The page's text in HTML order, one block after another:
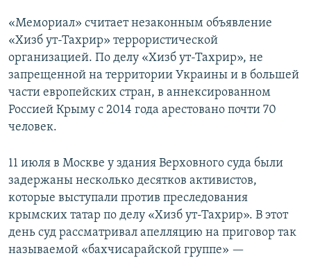
«Мемориал» считает незаконным объявление
«Хизб ут-Тахрир» террористической
организацией. По делу «Хизб ут-Тахрир», не
запрещенной на территории Украины и в большей
части европейских стран, в аннексированном
Россией Крыму с 2014 года арестовано почти 70
человек.
11 июля в Москве у здания Верховного суда были
задержаны несколько десятков активистов,
которые выступали против преследования
крымских татар по делу «Хизб ут-Тахрир». В этот
день суд рассматривал апелляцию на приговор так
называемой «бахчисарайской группе» —